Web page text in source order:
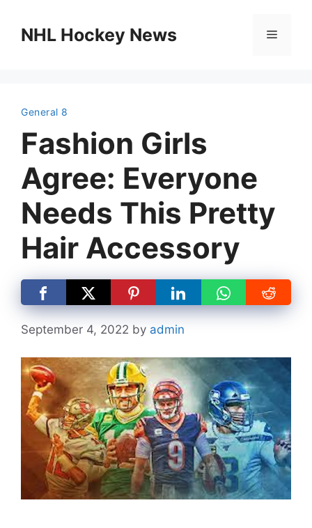
contentNHL Hockey News Menu
General 8
Fashion Girls
Agree: Everyone
Needs This Pretty
Hair Accessory
September 4, 2022 by admin